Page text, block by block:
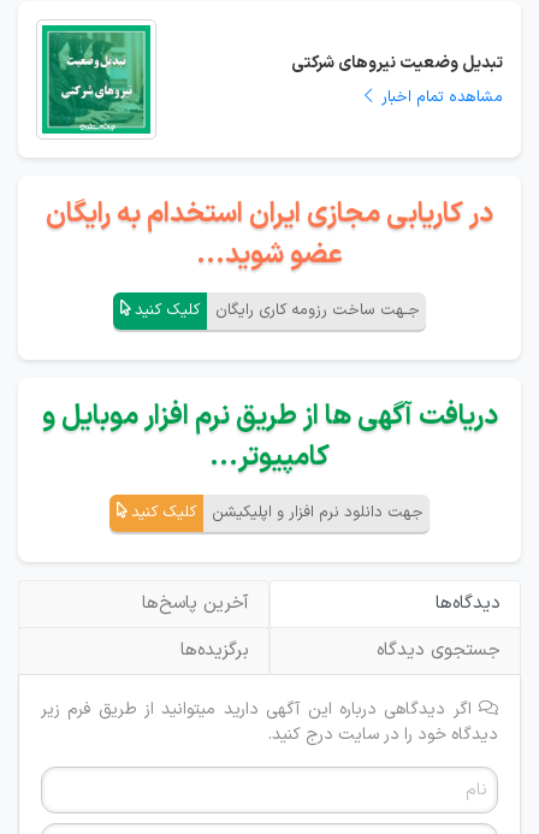
تبدیل وضعیت نیروهای شرکتی
مشاهده تمام اخبار
در کاریابی مجازی ایران استخدام به رایگان
عضو شوید...
جـهت ساخت رزومه کاری رایگان کلیک کنید
دریافت آگهی ها از طریق نرم افزار موبایل و
کامپیوتر...
جهت دانلود نرم افزار و اپلیکیشن کلیک کنید
دیدگاه‌ها
آخرین پاسخ‌ها
جستجوی دیدگاه
برگزیده‌ها
اگر دیدگاهی درباره این آگهی دارید میتوانید از طریق فرم زیر
دیدگاه خود را در سایت درج کنید.